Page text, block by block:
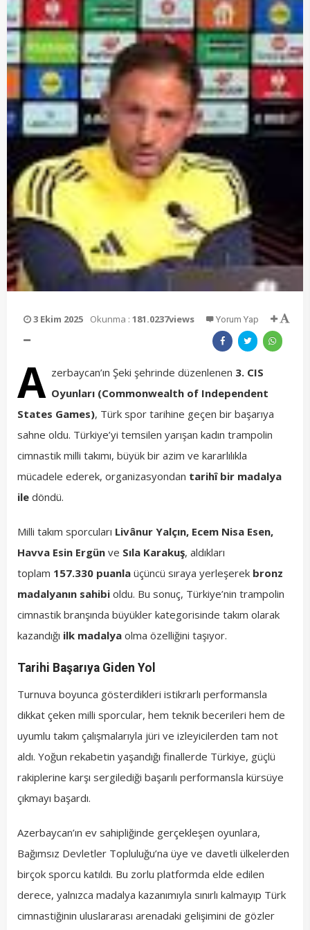
3 Ekim 2025 Okunma :181.0237views Yorum Yap
A zerbaycan’ın Şeki şehrinde düzenlenen 3. CIS
Oyunları (Commonwealth of Independent
States Games), Türk spor tarihine geçen bir başarıya
sahne oldu. Türkiye’yi temsilen yarışan kadın trampolin
cimnastik milli takımı, büyük bir azim ve kararlılıkla
mücadele ederek, organizasyondan tarihî bir madalya
ile döndü.
Milli takım sporcuları Livânur Yalçın, Ecem Nisa Esen,
Havva Esin Ergün ve Sıla Karakuş, aldıkları
toplam 157.330 puanla üçüncü sıraya yerleşerek bronz
madalyanın sahibi oldu. Bu sonuç, Türkiye’nin trampolin
cimnastik branşında büyükler kategorisinde takım olarak
kazandığı ilk madalya olma özelliğini taşıyor.
Tarihi Başarıya Giden Yol
Turnuva boyunca gösterdikleri istikrarlı performansla
dikkat çeken milli sporcular, hem teknik becerileri hem de
uyumlu takım çalışmalarıyla jüri ve izleyicilerden tam not
aldı. Yoğun rekabetin yaşandığı finallerde Türkiye, güçlü
rakiplerine karşı sergilediği başarılı performansla kürsüye
çıkmayı başardı.
Azerbaycan’ın ev sahipliğinde gerçekleşen oyunlara,
Bağımsız Devletler Topluluğu’na üye ve davetli ülkelerden
birçok sporcu katıldı. Bu zorlu platformda elde edilen
derece, yalnızca madalya kazanımıyla sınırlı kalmayıp Türk
cimnastiğinin uluslararası arenadaki gelişimini de gözler